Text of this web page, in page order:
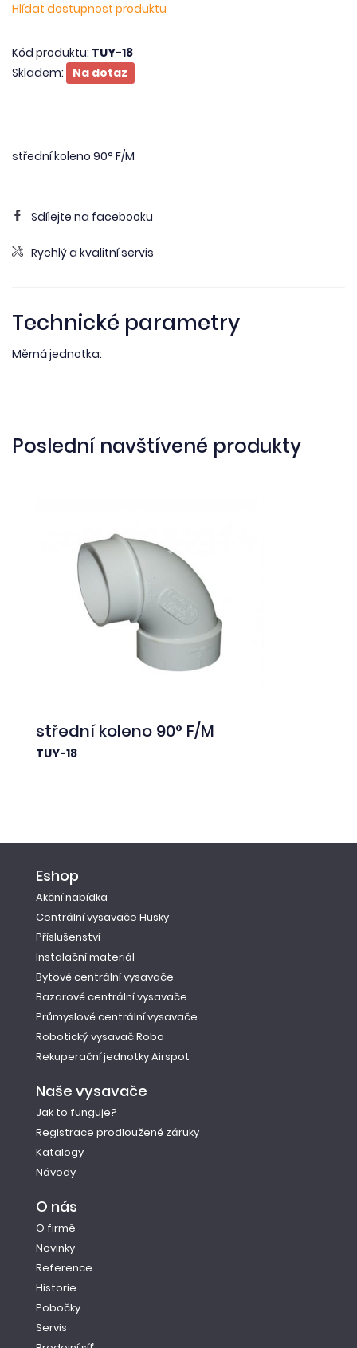
Hlídat dostupnost produktu
Kód produktu: TUY-18
Skladem:
Na dotaz
střední koleno 90° F/M
Sdílejte na facebooku
Rychlý a kvalitní servis
Technické parametry
Měrná jednotka:
Poslední navštívené produkty
střední koleno 90° F/M
TUY-18
Eshop
Akční nabídka
Centrální vysavače Husky
Příslušenství
Instalační materiál
Bytové centrální vysavače
Bazarové centrální vysavače
Průmyslové centrální vysavače
Robotický vysavač Robo
Rekuperační jednotky Airspot
Naše vysavače
Jak to funguje?
Registrace prodloužené záruky
Katalogy
Návody
O nás
O firmě
Novinky
Reference
Historie
Pobočky
Servis